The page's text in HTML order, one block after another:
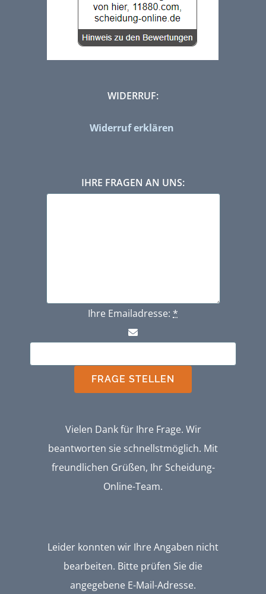
WIDERRUF:
Widerruf erklären
IHRE FRAGEN AN UNS:
Ihre Emailadresse: *
FRAGE STELLEN
Vielen Dank für Ihre Frage. Wir
beantworten sie schnellstmöglich. Mit
freundlichen Grüßen, Ihr Scheidung-
Online-Team.
Leider konnten wir Ihre Angaben nicht
bearbeiten. Bitte prüfen Sie die
angegebene E-Mail-Adresse.